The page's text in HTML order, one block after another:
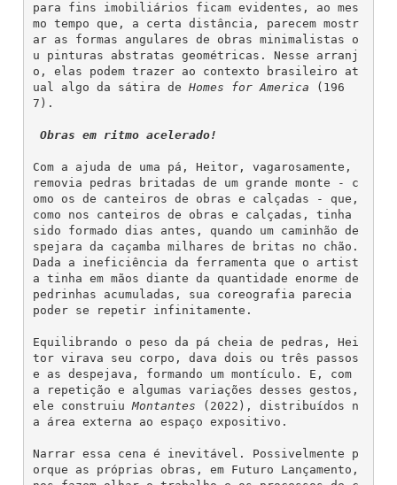
para fins imobiliários ficam evidentes, ao mes
mo tempo que, a certa distância, parecem mostr
ar as formas angulares de obras minimalistas o
u pinturas abstratas geométricas. Nesse arranj
o, elas podem trazer ao contexto brasileiro at
ual algo da sátira de Homes for America (196
7).
Obras em ritmo acelerado!
Com a ajuda de uma pá, Heitor, vagarosamente,
removia pedras britadas de um grande monte - c
omo os de canteiros de obras e calçadas - que,
como nos canteiros de obras e calçadas, tinha
sido formado dias antes, quando um caminhão de
spejara da caçamba milhares de britas no chão.
Dada a ineficiência da ferramenta que o artist
a tinha em mãos diante da quantidade enorme de
pedrinhas acumuladas, sua coreografia parecia
poder se repetir infinitamente.
Equilibrando o peso da pá cheia de pedras, Hei
tor virava seu corpo, dava dois ou três passos
e as despejava, formando um montículo. E, com
a repetição e algumas variações desses gestos,
ele construiu Montantes (2022), distribuídos n
a área externa ao espaço expositivo.
Narrar essa cena é inevitável. Possivelmente p
orque as próprias obras, em Futuro Lançamento,